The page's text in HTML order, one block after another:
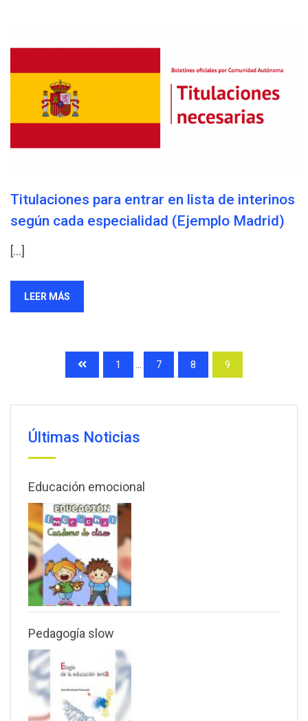
Titulaciones para entrar en lista de interinos
según cada especialidad (Ejemplo Madrid)
[…]
LEER MÁS
1 ... 7 8 9
Últimas Noticias
Educación emocional
Pedagogía slow